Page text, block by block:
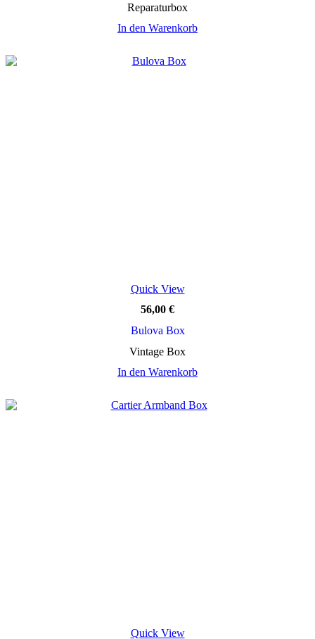
Reparaturbox
In den Warenkorb
Quick View
56,00 €
Bulova Box
Vintage Box
In den Warenkorb
Quick View